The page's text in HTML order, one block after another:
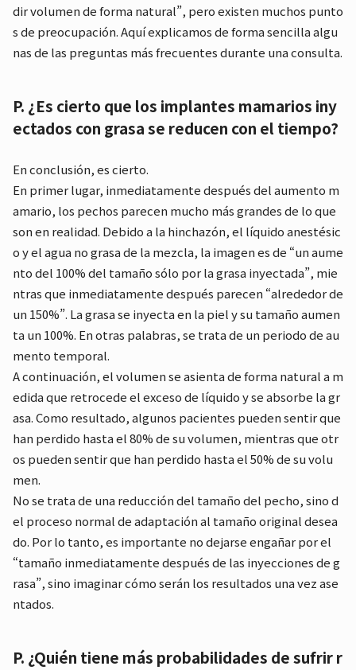
dir volumen de forma natural”, pero existen muchos punto
s de preocupación. Aquí explicamos de forma sencilla algu
nas de las preguntas más frecuentes durante una consulta.
P. ¿Es cierto que los implantes mamarios iny
ectados con grasa se reducen con el tiempo?
En conclusión, es cierto.
En primer lugar, inmediatamente después del aumento m
amario, los pechos parecen mucho más grandes de lo que
son en realidad. Debido a la hinchazón, el líquido anestésic
o y el agua no grasa de la mezcla, la imagen es de “un aume
nto del 100% del tamaño sólo por la grasa inyectada”, mie
ntras que inmediatamente después parecen “alrededor de
un 150%”. La grasa se inyecta en la piel y su tamaño aumen
ta un 100%. En otras palabras, se trata de un periodo de au
mento temporal.
A continuación, el volumen se asienta de forma natural a m
edida que retrocede el exceso de líquido y se absorbe la gr
asa. Como resultado, algunos pacientes pueden sentir que
han perdido hasta el 80% de su volumen, mientras que otr
os pueden sentir que han perdido hasta el 50% de su volu
men.
No se trata de una reducción del tamaño del pecho, sino d
el proceso normal de adaptación al tamaño original desea
do. Por lo tanto, es importante no dejarse engañar por el
“tamaño inmediatamente después de las inyecciones de g
rasa”, sino imaginar cómo serán los resultados una vez ase
ntados.
P. ¿Quién tiene más probabilidades de sufrir r